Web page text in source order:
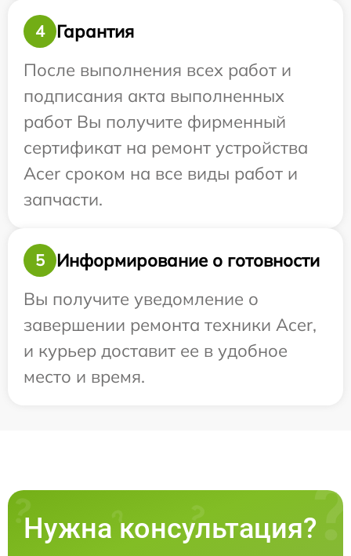
4
Гарантия
После выполнения всех работ и
подписания акта выполненных
работ Вы получите фирменный
сертификат на ремонт устройства
Acer сроком на все виды работ и
запчасти.
5
Информирование о готовности
Вы получите уведомление о
завершении ремонта техники Acer,
и курьер доставит ее в удобное
место и время.
Нужна консультация?